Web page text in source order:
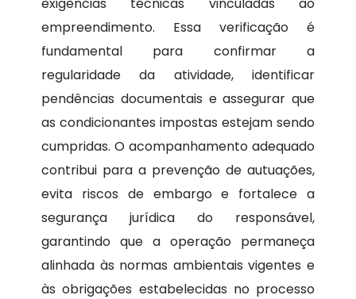
empreendimento. Essa verificação é
fundamental para confirmar a
regularidade da atividade, identificar
pendências documentais e assegurar que
as condicionantes impostas estejam sendo
cumpridas. O acompanhamento adequado
contribui para a prevenção de autuações,
evita riscos de embargo e fortalece a
segurança jurídica do responsável,
garantindo que a operação permaneça
alinhada às normas ambientais vigentes e
às obrigações estabelecidas no processo